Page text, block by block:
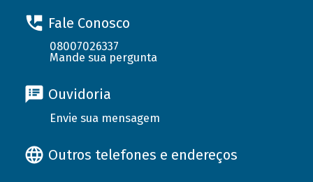
Fale Conosco
08007026337
Mande sua pergunta
Ouvidoria
Envie sua mensagem
Outros telefones e endereços